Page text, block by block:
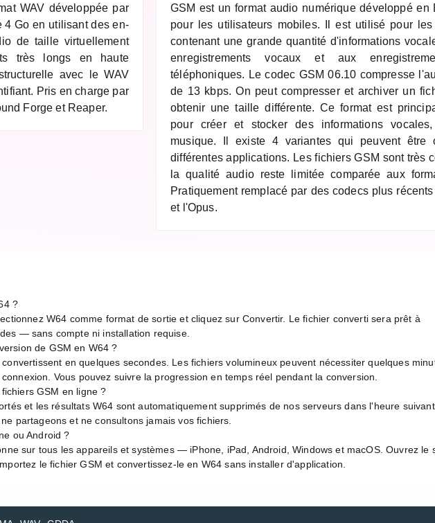
WAV développée par
Go en utilisant des en-
de taille virtuellement
très longs en haute
avec le WAV
Pris en charge par
Forge et Reaper.
GSM est un format audio numérique développé en
pour les utilisateurs mobiles. Il est utilisé pour
contenant une grande quantité d'informations
enregistrements vocaux et aux
téléphoniques. Le codec GSM 06.10 compresse
de 13 kbps. On peut compresser et archiver un
obtenir une taille différente. Ce format est
pour créer et stocker des informations
musique. Il existe 4 variantes qui peuvent être
différentes applications. Les fichiers GSM sont très
la qualité audio reste limitée comparée aux
Pratiquement remplacé par des codecs plus
et l'Opus.
?
W64 comme format de sortie et cliquez sur Convertir. Le fichier converti sera prêt à
— sans compte ni installation requise.
de GSM en W64 ?
en quelques secondes. Les fichiers volumineux peuvent nécessiter quelques
Vous pouvez suivre la progression en temps réel pendant la conversion.
GSM en ligne ?
et les résultats W64 sont automatiquement supprimés de nos serveurs dans l'heure
partageons et ne consultons jamais vos fichiers.
ou Android ?
sur tous les appareils et systèmes — iPhone, iPad, Android, Windows et macOS. Ouvrez le
le fichier GSM et convertissez-le en W64 sans installer d'application.